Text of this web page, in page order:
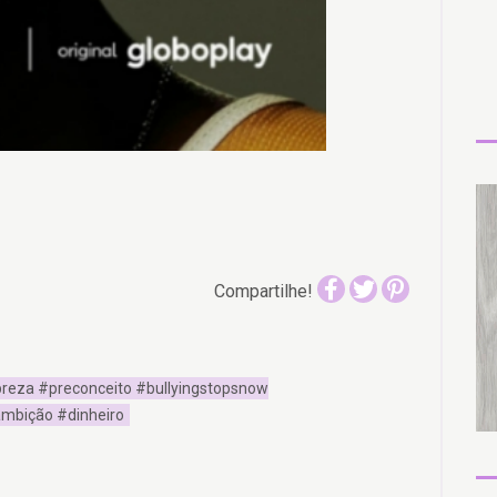
Compartilhe!
#preconceito #bullyingstopsnow
#dinheiro